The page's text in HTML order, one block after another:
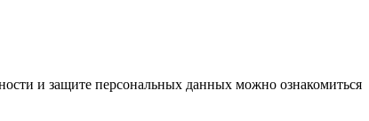
и защите персональных данных можно ознакомиться